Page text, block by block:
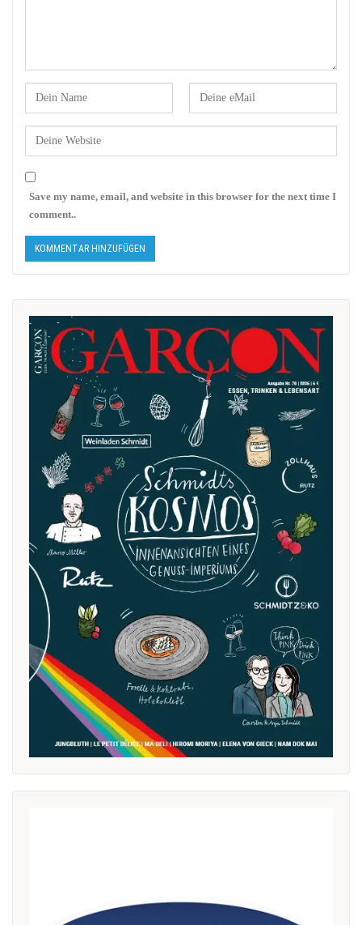
Save my name, email, and website in this browser for the next time I
comment..